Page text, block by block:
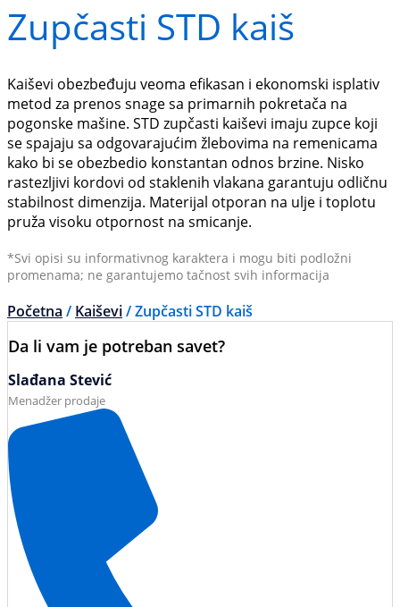
Zupčasti STD kaiš
Kaiševi obezbeđuju veoma efikasan i ekonomski isplativ
metod za prenos snage sa primarnih pokretača na
pogonske mašine. STD zupčasti kaiševi imaju zupce koji
se spajaju sa odgovarajućim žlebovima na remenicama
kako bi se obezbedio konstantan odnos brzine. Nisko
rastezljivi kordovi od staklenih vlakana garantuju odličnu
stabilnost dimenzija. Materijal otporan na ulje i toplotu
pruža visoku otpornost na smicanje.
*Svi opisi su informativnog karaktera i mogu biti podložni
promenama; ne garantujemo tačnost svih informacija
Početna / Kaiševi/ Zupčasti STD kaiš
Da li vam je potreban savet?
Slađana Stević
Menadžer prodaje